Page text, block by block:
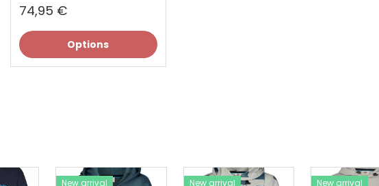
74,95 €
Options
New arrival New arrival New arrival